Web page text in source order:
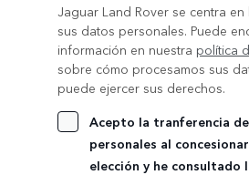
Jaguar Land Rover se centra
sus datos personales. Puede
información en nuestra política
sobre cómo procesamos sus
puede ejercer sus derechos.
Acepto la tranferencia
personales al
elección y he consultado